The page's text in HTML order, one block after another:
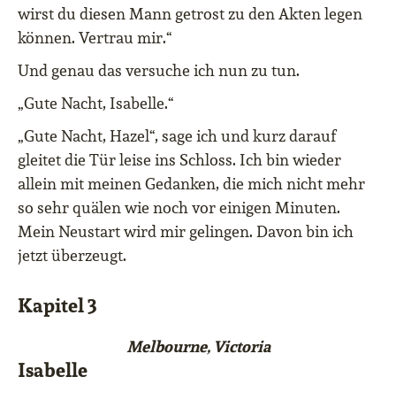
wirst du diesen Mann getrost zu den Akten legen
können. Vertrau mir.“
Und genau das versuche ich nun zu tun.
„Gute Nacht, Isabelle.“
„Gute Nacht, Hazel“, sage ich und kurz darauf
gleitet die Tür leise ins Schloss. Ich bin wieder
allein mit meinen Gedanken, die mich nicht mehr
so sehr quälen wie noch vor einigen Minuten.
Mein Neustart wird mir gelingen. Davon bin ich
jetzt überzeugt.
Kapitel 3
Melbourne, Victoria
Isabelle